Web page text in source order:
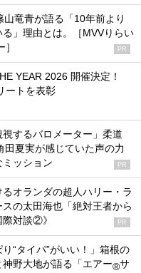
竜青が語る「10年前より
」理由とは。［MVVりらい
PR
YEAR 2026 開催決定！
ートを表彰
視するバロメーター」柔道
夏実が感じていた声の力
ミッション
PR
オランダの超人ハリー・ラ
の太田海也「絶対王者から
対談②》
PR
“タイパ”がいい！」箱根の
野大地が語る「エアー®サ